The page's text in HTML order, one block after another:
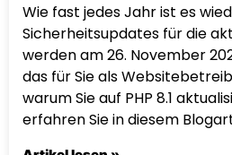
Wie fast jedes Jahr ist es
Sicherheitsupdates für die
werden am 26. November
das für Sie als
warum Sie auf PHP 8.1
erfahren Sie in diesem